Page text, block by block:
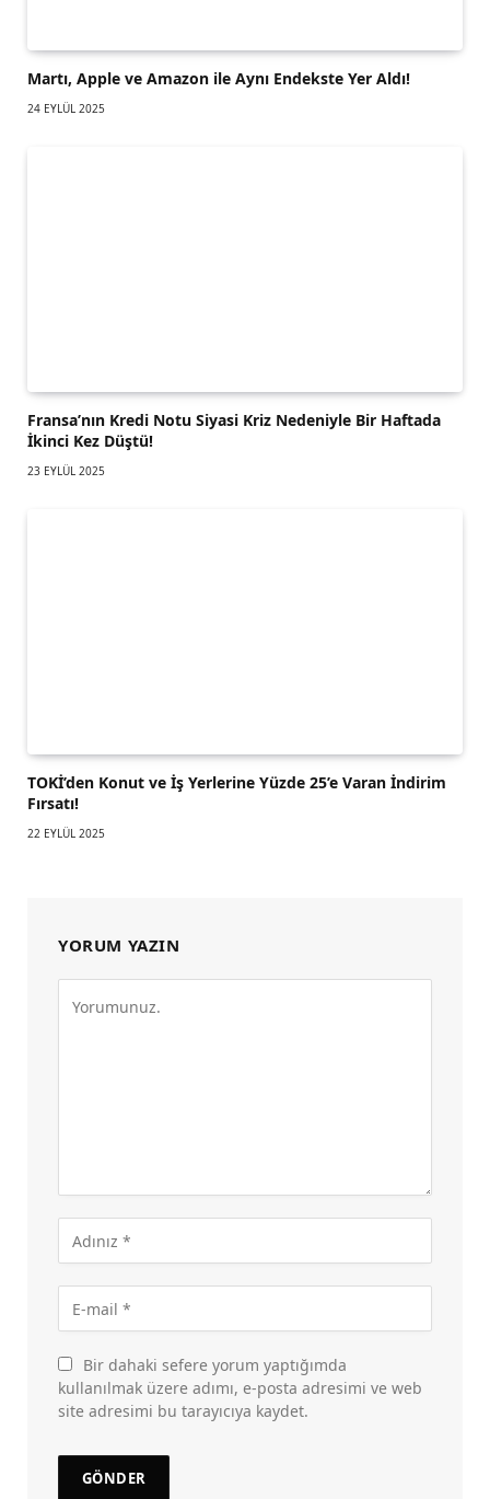
Martı, Apple ve Amazon ile Aynı Endekste Yer Aldı!
24 EYLÜL 2025
Fransa’nın Kredi Notu Siyasi Kriz Nedeniyle Bir Haftada
İkinci Kez Düştü!
23 EYLÜL 2025
TOKİ’den Konut ve İş Yerlerine Yüzde 25’e Varan İndirim
Fırsatı!
22 EYLÜL 2025
YORUM YAZIN
Bir dahaki sefere yorum yaptığımda
kullanılmak üzere adımı, e-posta adresimi ve web
site adresimi bu tarayıcıya kaydet.